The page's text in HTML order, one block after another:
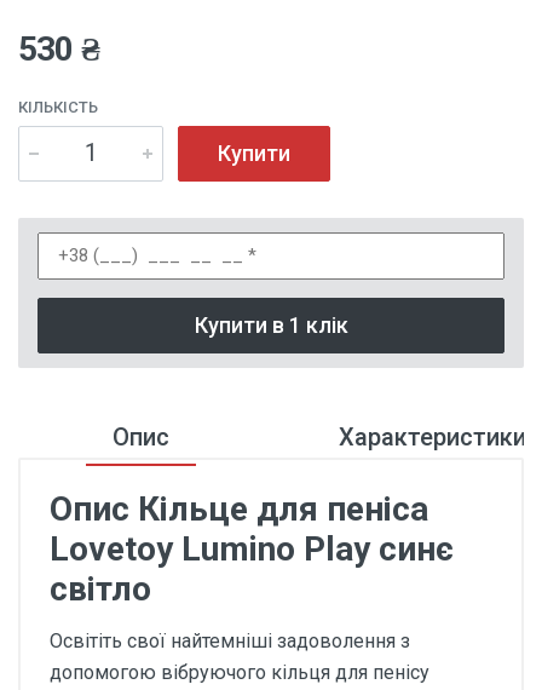
530 ₴
КІЛЬКІСТЬ
Купити
Купити в 1 клік
Опис Характеристики
Опис Кільце для пеніса
Lovetoy Lumino Play синє
світло
Освітіть свої найтемніші задоволення з
допомогою вібруючого кільця для пенісу